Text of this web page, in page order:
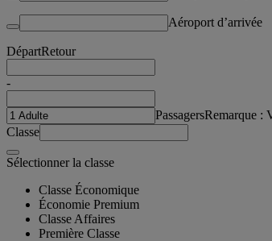
Aéroport d’arrivée
DépartRetour
-
PassagersRemarque :
Classe
Sélectionner la classe
Classe Économique
Économie Premium
Classe Affaires
Première Classe